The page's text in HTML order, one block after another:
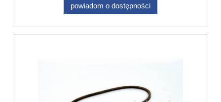
powiadom o dostępności